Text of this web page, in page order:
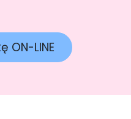
ON-LINE